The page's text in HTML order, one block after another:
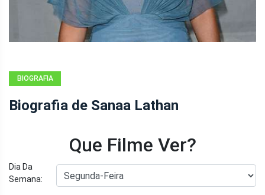
BIOGRAFIA
Biografia de Sanaa Lathan
Que Filme Ver?
Dia Da
Semana: